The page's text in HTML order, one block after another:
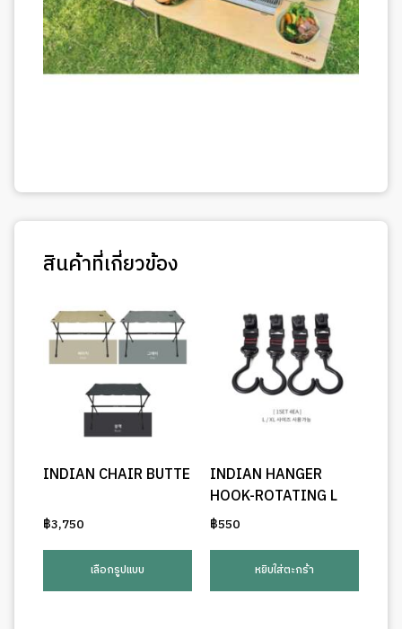
สินค้าที่เกี่ยวข้อง
INDIAN CHAIR BUTTE
฿3,750
เลือกรูปแบบ
This
has
INDIAN HANGER
HOOK-ROTATING L
฿550
หยิบใส่ตะกร้า